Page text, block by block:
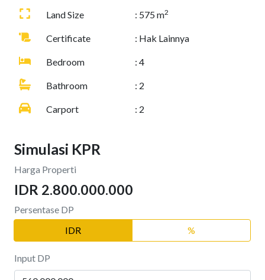
Land Size : 575 m2
Certificate : Hak Lainnya
Bedroom : 4
Bathroom : 2
Carport : 2
Simulasi KPR
Harga Properti
IDR 2.800.000.000
Persentase DP
IDR
%
Input DP